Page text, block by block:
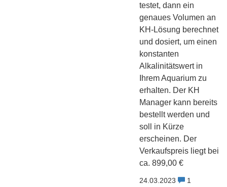
testet, dann ein
genaues Volumen an
KH-Lösung berechnet
und dosiert, um einen
konstanten
Alkalinitätswert in
Ihrem Aquarium zu
erhalten. Der KH
Manager kann bereits
bestellt werden und
soll in Kürze
erscheinen. Der
Verkaufspreis liegt bei
ca. 899,00 €
24.03.2023 1